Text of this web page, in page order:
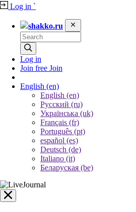
Log in `
shakko.ru
Log in
Join free Join
English (en)
English (en)
Русский (ru)
Українська (uk)
Français (fr)
Português (pt)
español (es)
Deutsch (de)
Italiano (it)
Беларуская (be)